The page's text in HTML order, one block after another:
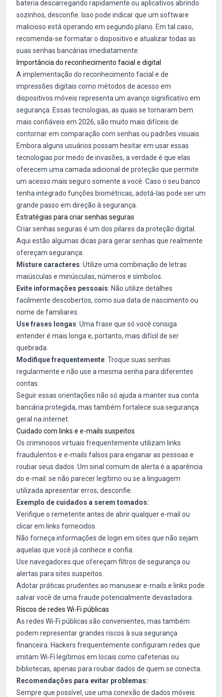
bateria descarregando rapidamente ou aplicativos abrindo
sozinhos, desconfie. Isso pode indicar que um software
malicioso está operando em segundo plano. Em tal caso,
recomenda-se formatar o dispositivo e atualizar todas as
suas senhas bancárias imediatamente.
Importância do reconhecimento facial e digital
A implementação do reconhecimento facial e de
impressões digitais como métodos de acesso em
dispositivos móveis representa um avanço significativo em
segurança. Essas tecnologias, as quais se tornaram bem
mais confiáveis em 2026, são muito mais difíceis de
contornar em comparação com senhas ou padrões visuais.
Embora alguns usuários possam hesitar em usar essas
tecnologias por medo de invasões, a verdade é que elas
oferecem uma camada adicional de proteção que permite
um acesso mais seguro somente a você. Caso o seu banco
tenha integrado funções biométricas, adotá-las pode ser um
grande passo em direção à segurança.
Estratégias para criar senhas seguras
Criar senhas seguras é um dos pilares da proteção digital.
Aqui estão algumas dicas para gerar senhas que realmente
ofereçam segurança:
Misture caracteres: Utilize uma combinação de letras
maiúsculas e minúsculas, números e símbolos.
Evite informações pessoais: Não utilize detalhes
facilmente descobertos, como sua data de nascimento ou
nome de familiares.
Use frases longas: Uma frase que só você consiga
entender é mais longa e, portanto, mais difícil de ser
quebrada.
Modifique frequentemente: Troque suas senhas
regularmente e não use a mesma senha para diferentes
contas.
Seguir essas orientações não só ajuda a manter sua conta
bancária protegida, mas também fortalece sua segurança
geral na internet.
Cuidado com links e e-mails suspeitos
Os criminosos virtuais frequentemente utilizam links
fraudulentos e e-mails falsos para enganar as pessoas e
roubar seus dados. Um sinal comum de alerta é a aparência
do e-mail: se não parecer legítimo ou se a linguagem
utilizada apresentar erros, desconfie.
Exemplo de cuidados a serem tomados:
Verifique o remetente antes de abrir qualquer e-mail ou
clicar em links fornecidos.
Não forneça informações de login em sites que não sejam
aquelas que você já conhece e confia.
Use navegadores que ofereçam filtros de segurança ou
alertas para sites suspeitos.
Adotar práticas prudentes ao manusear e-mails e links pode
salvar você de uma fraude potencialmente devastadora.
Riscos de redes Wi-Fi públicas
As redes Wi-Fi públicas são convenientes, mas também
podem representar grandes riscos à sua segurança
financeira. Hackers frequentemente configuram redes que
imitam Wi-Fi legítimos em locais como cafeterias ou
bibliotecas, apenas para roubar dados de quem se conecta.
Recomendações para evitar problemas:
Sempre que possível, use uma conexão de dados móveis